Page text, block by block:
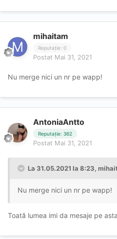
mihaitam
Reputație: 0
Postat Mai 31, 2021
Nu merge nici un nr pe wapp!
AntoniaAntto
Reputație: 362
Postat Mai 31, 2021
La 31.05.2021 la 8:23,
Nu merge nici un nr pe wapp!
Toată lumea imi da mesaje pe